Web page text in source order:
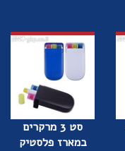
סט 3 מרקרים
במארז פלסטיק